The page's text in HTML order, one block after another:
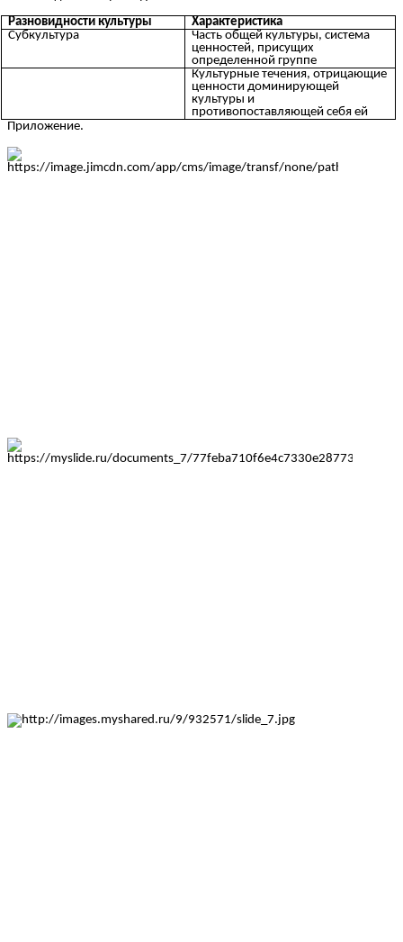
Разновидности культуры
Характеристика
Субкультура
Часть общей культуры, система
ценностей, присущих
определенной группе
Культурные течения, отрицающие
ценности доминирующей
культуры и
противопоставляющей себя ей
Приложение.